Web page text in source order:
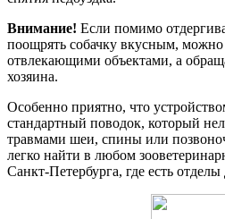
Внимание! Если помимо
поощрять собачку вкусным, можно
отвлекающими объектами, а
хозяина.
Особенно приятно, что
стандартный поводок, который
травмами шеи, спины или
легко найти в любом
Санкт-Петербурга, где есть отделы